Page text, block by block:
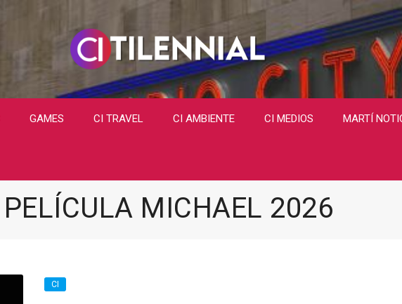
GAMES CI TRAVEL CI AMBIENTE CI MEDIOS MARTÍ
PELÍCULA MICHAEL 2026
CI